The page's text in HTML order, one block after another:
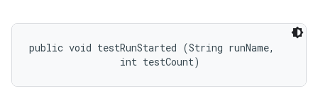
public void testRunStarted (String runName,
                int testCount)